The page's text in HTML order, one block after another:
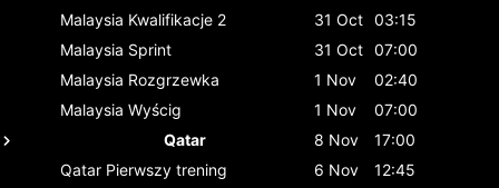
Malaysia Kwalifikacje 2 31 Oct 03:15
Malaysia Sprint 31 Oct 07:00
Malaysia Rozgrzewka 1 Nov
02:40
Malaysia Wyścig 1 Nov
07:00
Qatar
8 Nov
17:00
Qatar Pierwszy trening 6 Nov
12:45